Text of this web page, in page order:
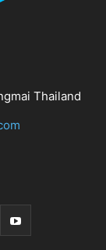
Thailand